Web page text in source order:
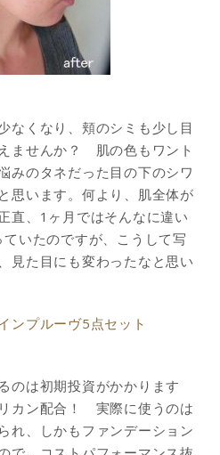
なくなり、頬のシミも少し目
ませんか？ 肌の色もワント
みのタネだった目の下のシワ
思います。何より、肌全体が
直、1ヶ月ではそんなに違い
いたのですが、こうして写
見た目にも変わったなと思い
ンプルーヴ5点セット
のは初期投資がかかります
カン配合！ 実際に使うのは
れ、しかもファンデーション